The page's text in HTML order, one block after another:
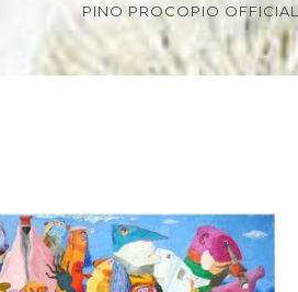
PINO PROCOPIO OFFICIAL